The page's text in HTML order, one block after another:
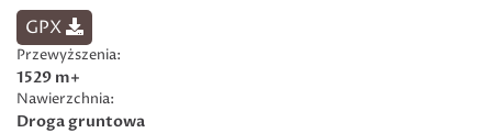
GPX
Przewyższenia:
1529 m+
Nawierzchnia:
Droga gruntowa